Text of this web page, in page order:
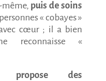
puis de soins
« cobayes »
cœur ; il a bien
«
propose des